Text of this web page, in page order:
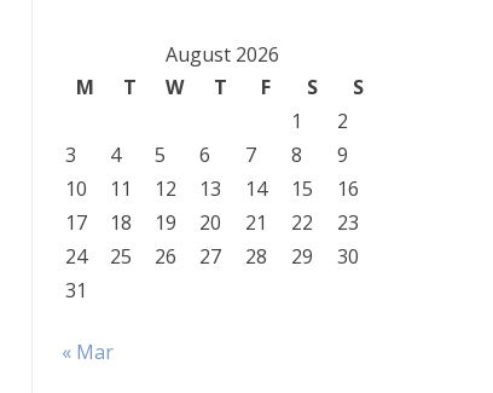
August 2026
M
T W T F S
S
1
2
3
4 5 6 7 8
9
10
11 12 13 14 15
16
17
18 19 20 21 22
23
24
25 26 27 28 29
30
31
« Mar